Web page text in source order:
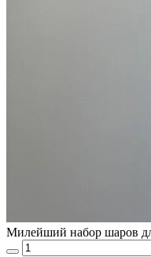
Милейший набор шаров